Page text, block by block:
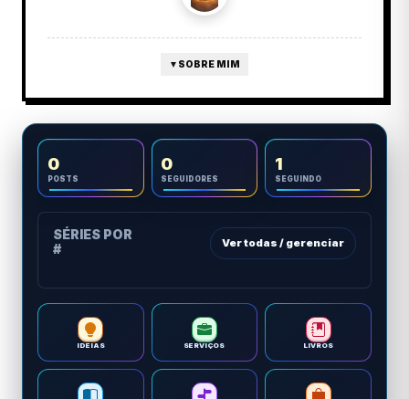
▼ SOBRE MIM
0
POSTS
0
SEGUIDORES
1
SEGUINDO
SÉRIES POR
#
Ver todas / gerenciar
IDEIAS SERVIÇOS LIVROS